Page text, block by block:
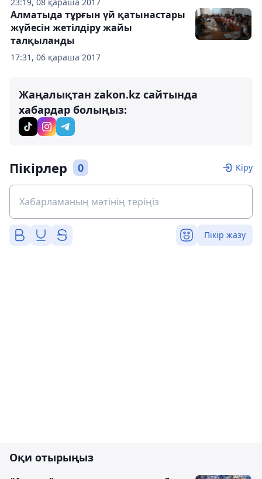
17:31, 06 қараша 2017
Алматыда тұрғын үй қатынастары
жүйесін жетілдіру жайы
талқыланды
Жаңалықтан zakon.kz сайтында
хабардар болыңыз:
Пікірлер 0 Кіру
Пікір жазу
Оқи отырыңыз